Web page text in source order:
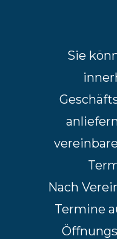
Sie
Nach
Termine